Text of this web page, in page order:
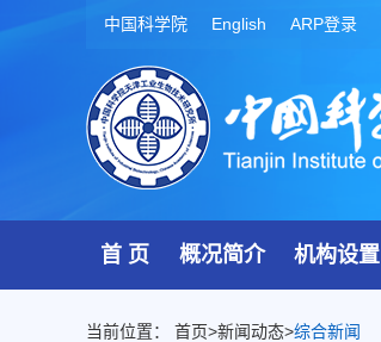
中国科学院 English ARP登录
首 页 概况简介 机构设置
当前位置： 首页>新闻动态>综合新闻